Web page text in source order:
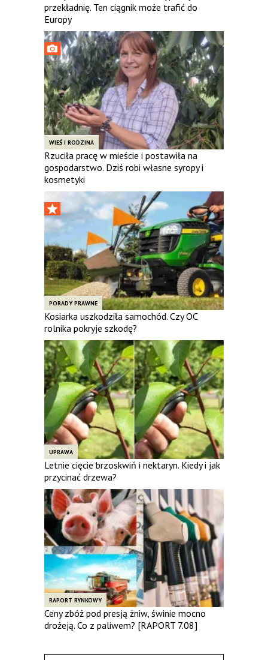
przekładnię. Ten ciągnik może trafić do
Europy
WIEŚ I RODZINA
Rzuciła pracę w mieście i postawiła na
gospodarstwo. Dziś robi własne syropy i
kosmetyki
PORADY PRAWNE
Kosiarka uszkodziła samochód. Czy OC
rolnika pokryje szkodę?
UPRAWA
Letnie cięcie brzoskwiń i nektaryn. Kiedy i jak
przycinać drzewa?
RAPORT RYNKOWY
Ceny zbóż pod presją żniw, świnie mocno
drożeją. Co z paliwem? [RAPORT 7.08]